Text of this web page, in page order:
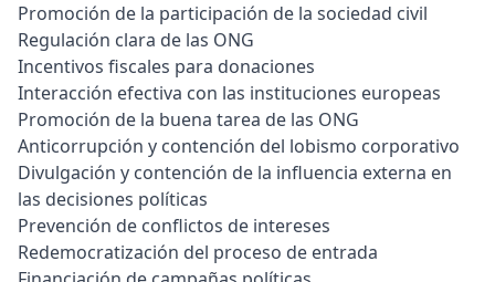
Promoción de la participación de la sociedad civil
Regulación clara de las ONG
Incentivos fiscales para donaciones
Interacción efectiva con las instituciones europeas
Promoción de la buena tarea de las ONG
Anticorrupción y contención del lobismo corporativo
Divulgación y contención de la influencia externa en
las decisiones políticas
Prevención de conflictos de intereses
Redemocratización del proceso de entrada